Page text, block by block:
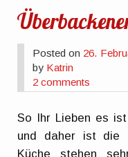
Posted on 26.
by Katrin
2 comments
So Ihr Lieben es
und daher ist die
Küche stehen